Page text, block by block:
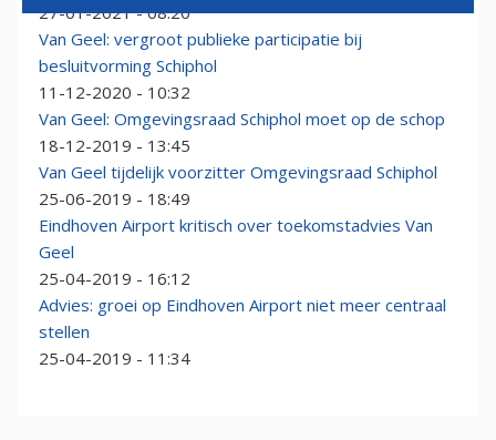
27-01-2021 - 08:20
Van Geel: vergroot publieke participatie bij
besluitvorming Schiphol
11-12-2020 - 10:32
Van Geel: Omgevingsraad Schiphol moet op de schop
18-12-2019 - 13:45
Van Geel tijdelijk voorzitter Omgevingsraad Schiphol
25-06-2019 - 18:49
Eindhoven Airport kritisch over toekomstadvies Van
Geel
25-04-2019 - 16:12
Advies: groei op Eindhoven Airport niet meer centraal
stellen
25-04-2019 - 11:34